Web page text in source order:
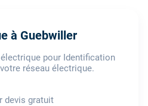
à Guebwiller
électrique pour Identification
réseau électrique.
devis gratuit